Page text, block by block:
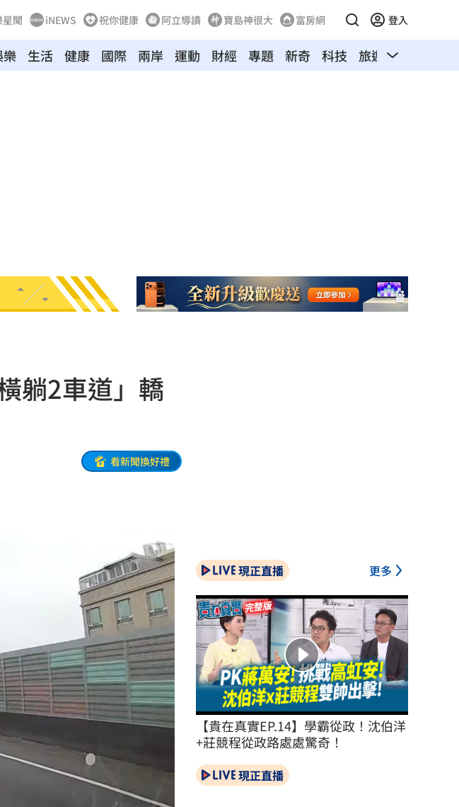
聞 iNEWS 祝你健康 阿立導讀 寶島神很大 富房網 登入
生活 健康 國際 兩岸 運動 財經 專題 新奇 科技 旅遊 汽車
躺2車道」轎
看新聞換好禮
現正直播 更多
【貴在真實EP.14】學霸從政！沈伯洋
+莊競程從政路處處驚奇！
現正直播